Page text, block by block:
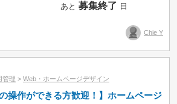
あと募集終了 日
Chie Y
管理 > Web・ホームページデザイン
操作ができる方歓迎！】ホームページ